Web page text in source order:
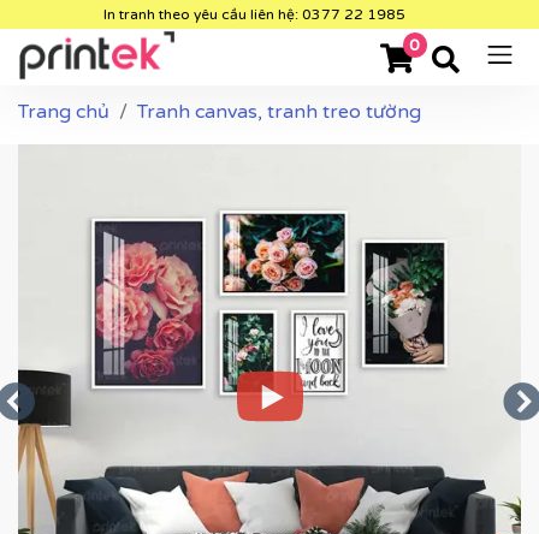
In tranh theo yêu cầu liên hệ: 0377 22 1985
0
Trang chủ Tranh canvas, tranh treo tường